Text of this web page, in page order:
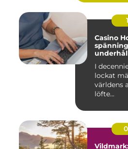
Casino
I
lockat
världens
löfte...